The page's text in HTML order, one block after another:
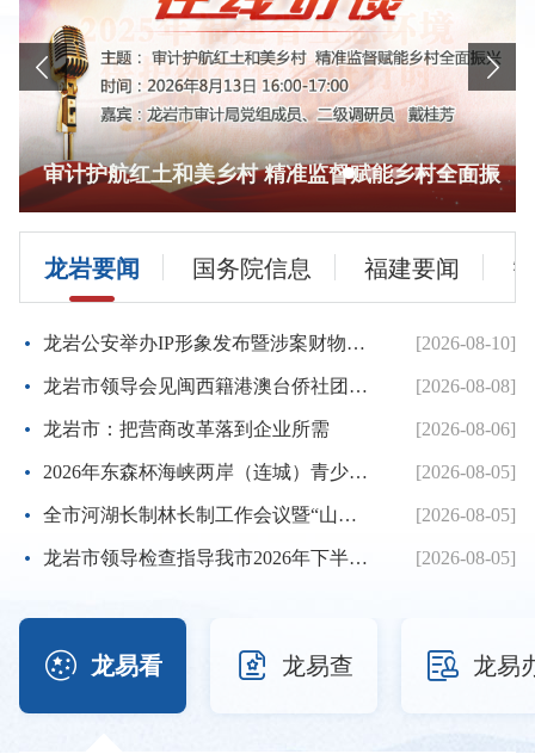
审计护航红土和美乡村 精准监督赋能乡村全面振
兴
龙岩要闻 国务院信息 福建要闻
[2026-08-10]
龙岩公安举办IP形象发布暨涉案财物集中返还活动
[2026-08-08]
龙岩市领导会见闽西籍港澳台侨社团负责人国情研修班和澳门闽...
[2026-08-06]
龙岩市：把营商改革落到企业所需
[2026-08-05]
2026年东森杯海峡两岸（连城）青少年棒球邀请赛暨第七届海峡...
[2026-08-05]
全市河湖长制林长制工作会议暨“山水龙岩”生态品牌建设推进...
[2026-08-05]
龙岩市领导检查指导我市2026年下半年征兵体检工作
 龙易看  龙易查  龙易